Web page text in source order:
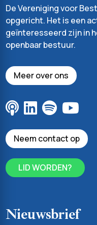
De Vereniging voor
opgericht. Het is een
geïnteresseerd zijn in
openbaar bestuur.
Meer over ons
Neem contact op
LID WORDEN?
Nieuwsbrief